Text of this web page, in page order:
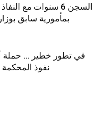
السجن 6 سنوات مع
بمأمورية سابق
في تطور خطير … حملة
نفوذ المحكمة